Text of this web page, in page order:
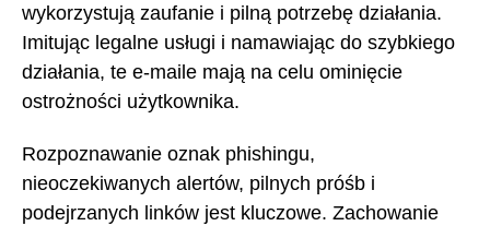
wykorzystują zaufanie i pilną potrzebę działania.
Imitując legalne usługi i namawiając do szybkiego
działania, te e-maile mają na celu ominięcie
ostrożności użytkownika.
Rozpoznawanie oznak phishingu,
nieoczekiwanych alertów, pilnych próśb i
podejrzanych linków jest kluczowe. Zachowanie